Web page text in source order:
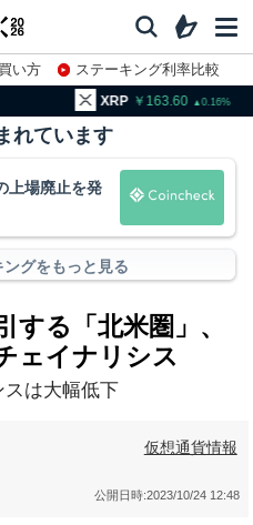
い方
ステーキング利率比較
0.16 BNB
れています
上場廃止を発
グをもっと見る
する「北米圏」、
ェイナリシス
は大幅低下
仮想通貨情報
公開日時:2023/10/24 12:48